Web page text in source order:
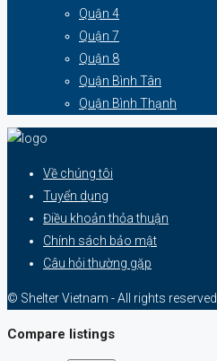
Quận 4
Quận 7
Quận 8
Quận Bình Tân
Quận Bình Thạnh
Về chúng tôi
Tuyển dụng
Điều khoản thỏa thuận
Chính sách bảo mật
Câu hỏi thường gặp
© Shelter Vietnam - All rights reserved
Compare listings